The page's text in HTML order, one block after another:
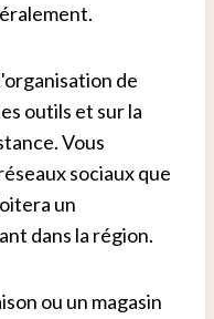
de
outils et sur la
Vous
sociaux que
un
dans la région.
ou un magasin